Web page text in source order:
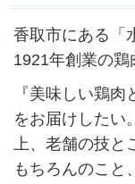
香取市にある「
1921年創業の鶏
『美味しい鶏
をお届けしたい
上、老舗の技と
もちろんのこと